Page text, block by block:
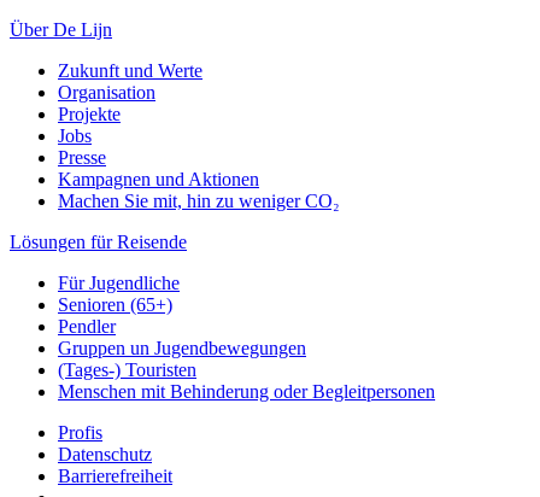
Über De Lijn
Zukunft und Werte
Organisation
Projekte
Jobs
Presse
Kampagnen und Aktionen
Machen Sie mit, hin zu weniger CO₂
Lösungen für Reisende
Für Jugendliche
Senioren (65+)
Pendler
Gruppen un Jugendbewegungen
(Tages-) Touristen
Menschen mit Behinderung oder Begleitpersonen
Profis
Datenschutz
Barrierefreiheit